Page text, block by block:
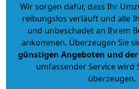
Wir sorgen dafür, dass Ihr
reibungslos verläuft und alle
und unbeschadet an Ihrem
ankommen. Überzeugen Sie
günstigen Angeboten und
umfassender Service wird
überzeugen.